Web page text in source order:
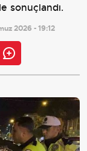
sonuçlandı.
2026 - 19:12